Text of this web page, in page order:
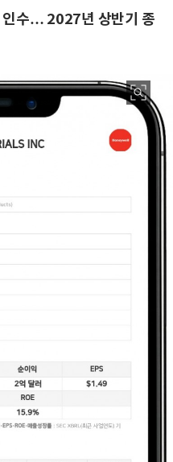
인수… 2027년 상반기 종